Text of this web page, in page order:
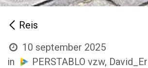
Reis
10 september 2025
in
PERSTABLO vzw,